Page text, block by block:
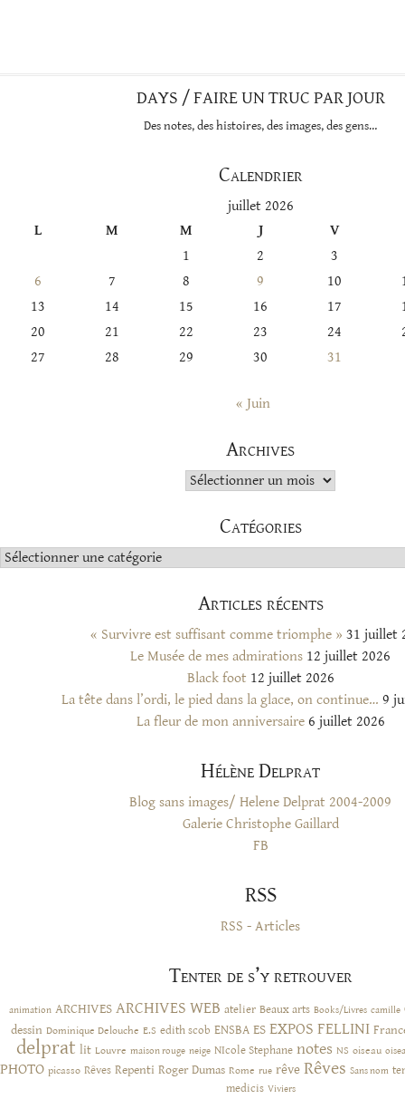
DAYS / FAIRE UN TRUC PAR JOUR
Des notes, des histoires, des images, des gens…
Calendrier
juillet 2026
L
M M J
V
1
2
3
6
7 8 9 10
13
14 15 16 17
20
21 22 23 24
27
28 29 30 31
« Juin
Archives
Archives
Catégories
Catégories
Articles récents
« Survivre est suffisant comme triomphe » 31 juillet
Le Musée de mes admirations 12 juillet 2026
Black foot 12 juillet 2026
La tête dans l’ordi, le pied dans la glace, on continue… 9
La fleur de mon anniversaire 6 juillet 2026
Hélène Delprat
Blog sans images/ Helene Delprat 2004-2009
Galerie Christophe Gaillard
FB
RSS
RSS - Articles
Tenter de s’y retrouver
animation ARCHIVES ARCHIVES WEB atelier Beaux arts Books/Livres camille
dessin Dominique Delouche E.S edith scob ENSBA ES EXPOS FELLINI
delprat lit Louvre maison rouge neige NIcole Stephane notes NS oiseau
PHOTO picasso Rêves Repenti Roger Dumas Rome rue rêve Rêves Sans nom
medicis Viviers